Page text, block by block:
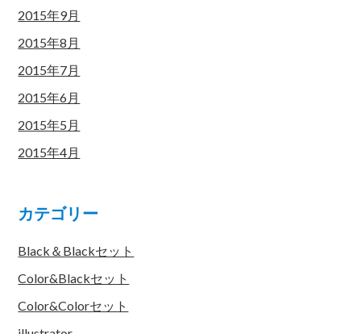
2015年9月
2015年8月
2015年7月
2015年6月
2015年5月
2015年4月
カテゴリー
Black＆Blackセット
Color&Blackセット
Color&Colorセット